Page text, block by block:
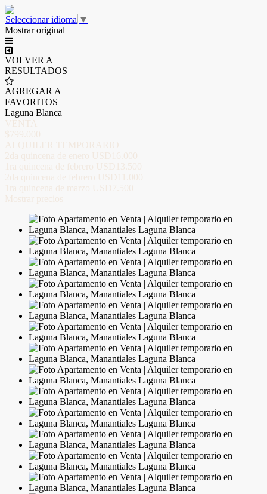
Seleccionar idioma ▼
Mostrar original
VOLVER A
RESULTADOS
AGREGAR A
FAVORITOS
Laguna Blanca
VENTA
$799.000
ALQUILER TEMPORARIO
2da quincena de enero USD16.000
1ra quincena de febrero USD13.500
2da quincena de febrero USD11.000
1ra quincena de marzo USD7.500
Mostrar precios